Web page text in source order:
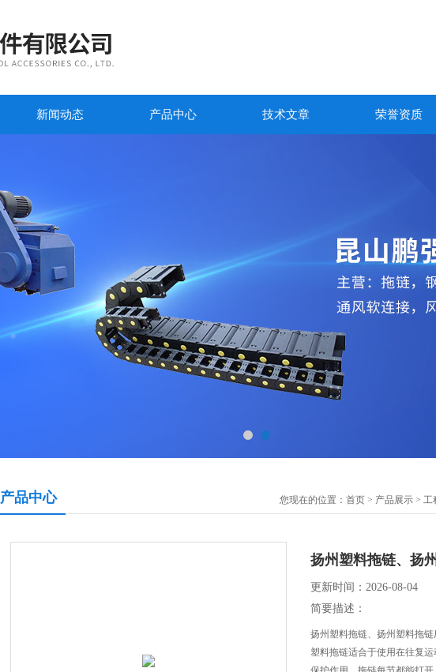
新闻动态 产品中心 技术文章 荣誉资质
产品中心 您现在的位置： 首页 > 产品展示 > 工
扬州塑料拖链、扬
更新时间：2026-08-04
简要描述：
扬州塑料拖链、扬州塑料拖链
塑料拖链适合于使用在往复